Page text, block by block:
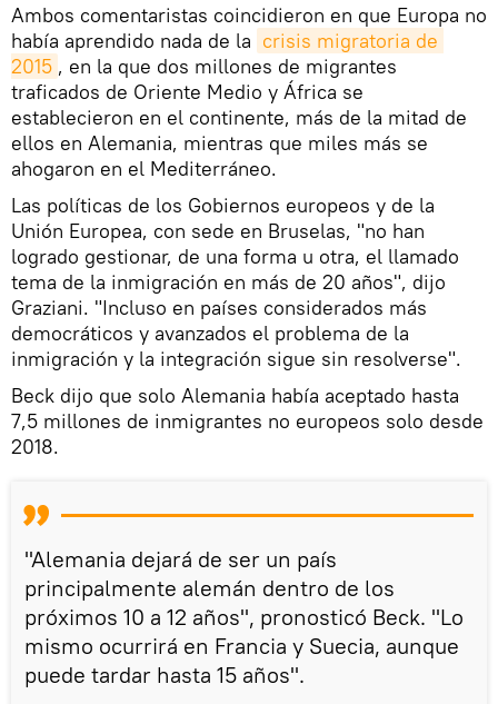
Ambos comentaristas coincidieron en que Europa no
había aprendido nada de la crisis migratoria de
2015 , en la que dos millones de migrantes
traficados de Oriente Medio y África se
establecieron en el continente, más de la mitad de
ellos en Alemania, mientras que miles más se
ahogaron en el Mediterráneo.
Las políticas de los Gobiernos europeos y de la
Unión Europea, con sede en Bruselas, "no han
logrado gestionar, de una forma u otra, el llamado
tema de la inmigración en más de 20 años", dijo
Graziani. "Incluso en países considerados más
democráticos y avanzados el problema de la
inmigración y la integración sigue sin resolverse".
Beck dijo que solo Alemania había aceptado hasta
7,5 millones de inmigrantes no europeos solo desde
2018.
"Alemania dejará de ser un país
principalmente alemán dentro de los
próximos 10 a 12 años", pronosticó Beck. "Lo
mismo ocurrirá en Francia y Suecia, aunque
puede tardar hasta 15 años".